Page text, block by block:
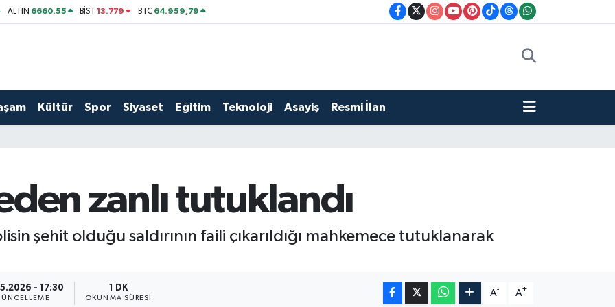
ALTIN 6660.55 BİST13.779 BTC 64.959,79
Kültür Spor Siyaset Eğitim Teknoloji Asayiş Resmi İlan
zanlı tutuklandı
şehit olduğu saldırının faili çıkarıldığı mahkemece tutuklanarak
- 17:30 1 DK
OKUNMA SÜRESI
A- A+